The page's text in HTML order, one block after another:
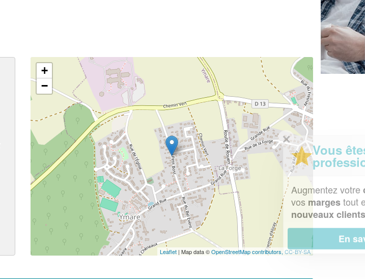
+
−
Leaflet | Map data ©OpenStreetMap contributors, CC-BY-SA
✕
Vous êtes un
professionnel ?
Augmentez votre chiffre d'affaireset
vos
marges
tout en gagnant de
nouveaux clients
!
En savoir plus